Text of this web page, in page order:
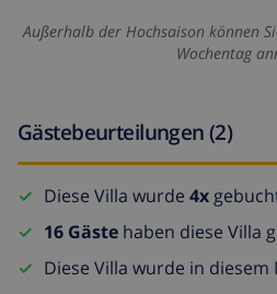
Außerhalb der Hochsaison können
Wochentag
Gästebeurteilungen (2)
Diese Villa wurde 4x
16 Gäste haben diese Villa
Diese Villa wurde in diesem